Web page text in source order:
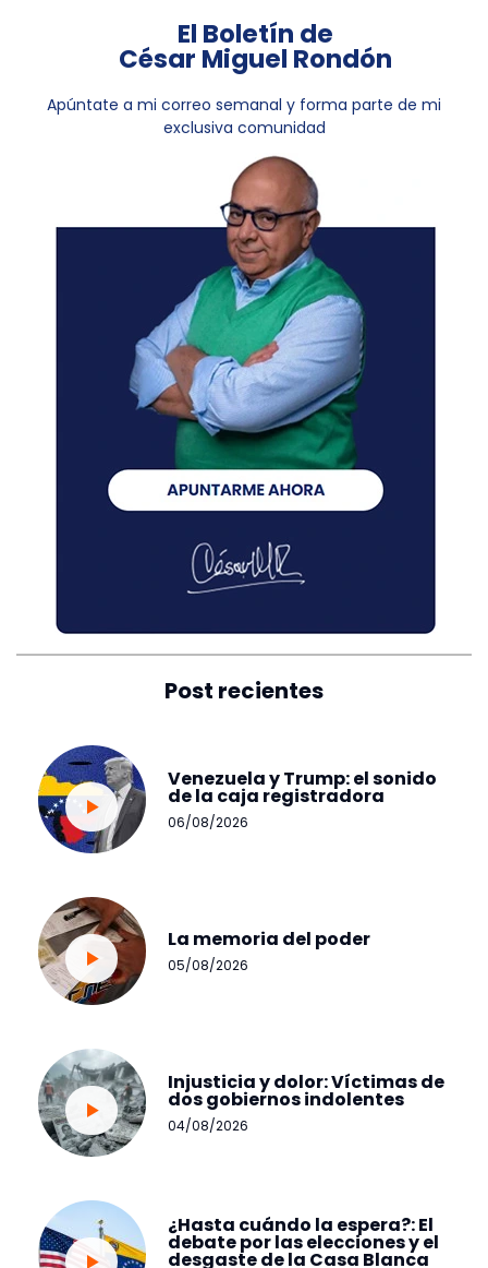
El Boletín de
César Miguel Rondón
Apúntate a mi correo semanal y forma parte de mi
exclusiva comunidad
Post recientes
Venezuela y Trump: el sonido
de la caja registradora
06/08/2026
La memoria del poder
05/08/2026
Injusticia y dolor: Víctimas de
dos gobiernos indolentes
04/08/2026
¿Hasta cuándo la espera?: El
debate por las elecciones y el
desgaste de la Casa Blanca